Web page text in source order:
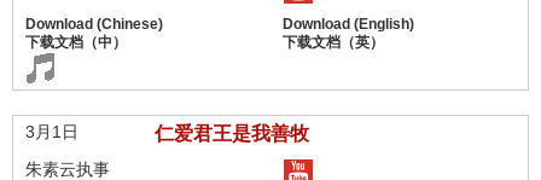
3月1日 仁爱君王是我善牧
朱素云执事